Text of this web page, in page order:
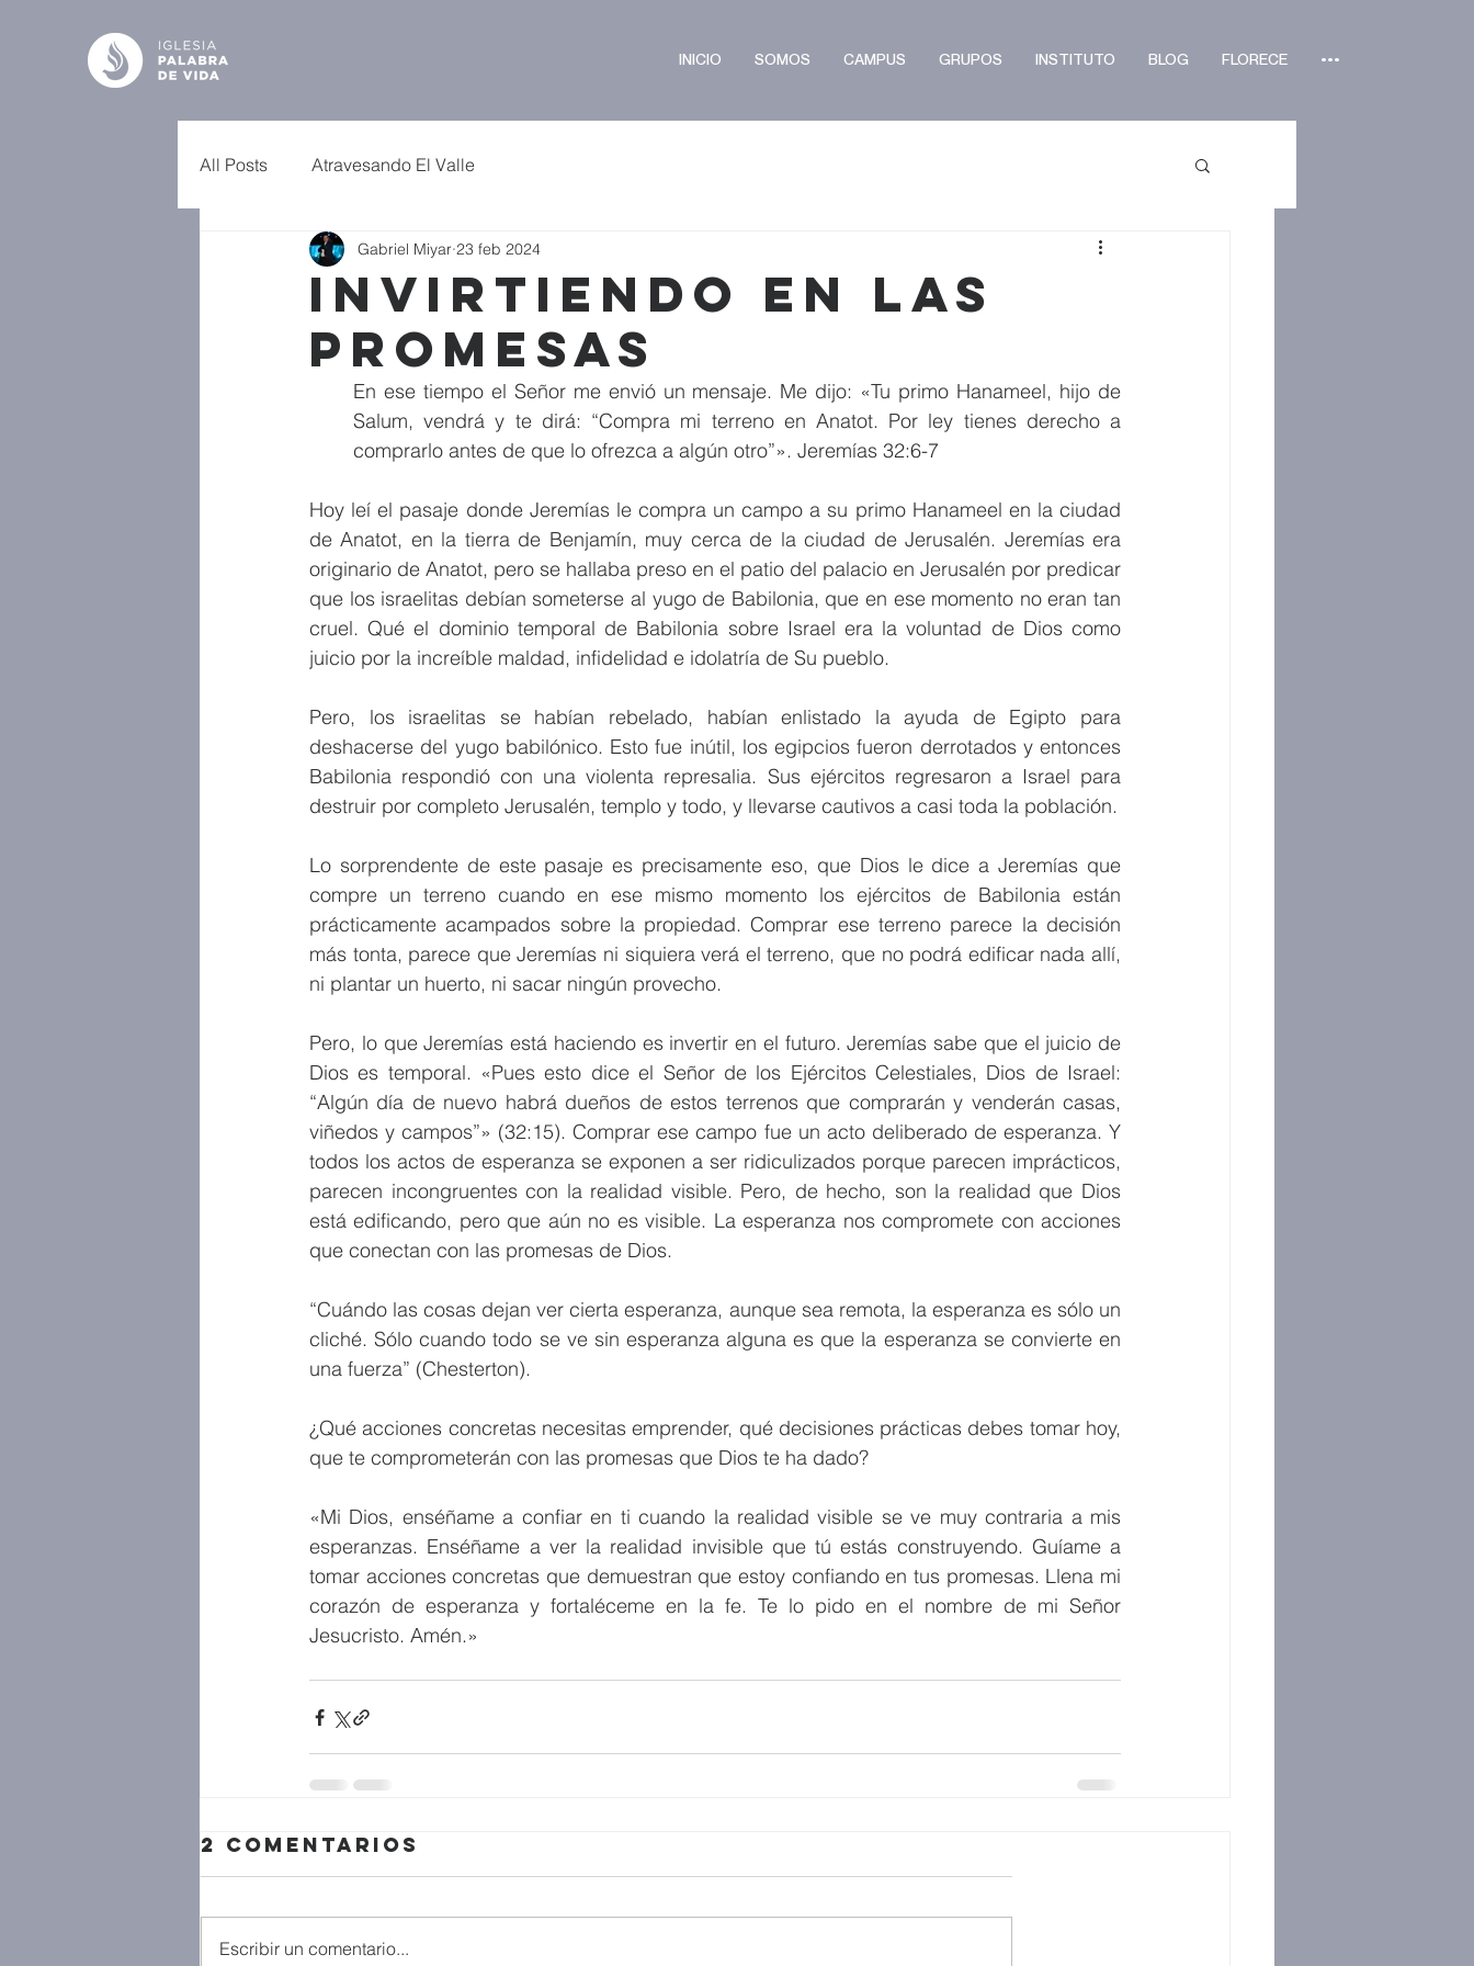
INICIO SOMOS CAMPUS GRUPOS INSTITUTO BLOG FLORECE •••
All Posts Atravesando El Valle
Invirtiendo en las
Promesas
Gabriel Miyar 23 feb 2024
En ese tiempo el Señor me envió un mensaje. Me dijo: «Tu primo Hanameel, hijo de
Salum, vendrá y te dirá: “Compra mi terreno en Anatot. Por ley tienes derecho a
comprarlo antes de que lo ofrezca a algún otro”». Jeremías 32:6-7
Hoy leí el pasaje donde Jeremías le compra un campo a su primo Hanameel en la ciudad
de Anatot, en la tierra de Benjamín, muy cerca de la ciudad de Jerusalén. Jeremías era
originario de Anatot, pero se hallaba preso en el patio del palacio en Jerusalén por predicar
que los israelitas debían someterse al yugo de Babilonia, que en ese momento no eran tan
cruel. Qué el dominio temporal de Babilonia sobre Israel era la voluntad de Dios como
juicio por la increíble maldad, infidelidad e idolatría de Su pueblo.
Pero, los israelitas se habían rebelado, habían enlistado la ayuda de Egipto para
deshacerse del yugo babilónico. Esto fue inútil, los egipcios fueron derrotados y entonces
Babilonia respondió con una violenta represalia. Sus ejércitos regresaron a Israel para
destruir por completo Jerusalén, templo y todo, y llevarse cautivos a casi toda la población.
Lo sorprendente de este pasaje es precisamente eso, que Dios le dice a Jeremías que
compre un terreno cuando en ese mismo momento los ejércitos de Babilonia están
prácticamente acampados sobre la propiedad. Comprar ese terreno parece la decisión
más tonta, parece que Jeremías ni siquiera verá el terreno, que no podrá edificar nada allí,
ni plantar un huerto, ni sacar ningún provecho.
Pero, lo que Jeremías está haciendo es invertir en el futuro. Jeremías sabe que el juicio de
Dios es temporal. «Pues esto dice el Señor de los Ejércitos Celestiales, Dios de Israel:
“Algún día de nuevo habrá dueños de estos terrenos que comprarán y venderán casas,
viñedos y campos”» (32:15). Comprar ese campo fue un acto deliberado de esperanza. Y
todos los actos de esperanza se exponen a ser ridiculizados porque parecen imprácticos,
parecen incongruentes con la realidad visible. Pero, de hecho, son la realidad que Dios
está edificando, pero que aún no es visible. La esperanza nos compromete con acciones
que conectan con las promesas de Dios.
“Cuándo las cosas dejan ver cierta esperanza, aunque sea remota, la esperanza es sólo un
cliché. Sólo cuando todo se ve sin esperanza alguna es que la esperanza se convierte en
una fuerza” (Chesterton).
¿Qué acciones concretas necesitas emprender, qué decisiones prácticas debes tomar hoy,
que te comprometerán con las promesas que Dios te ha dado?
«Mi Dios, enséñame a confiar en ti cuando la realidad visible se ve muy contraria a mis
esperanzas. Enséñame a ver la realidad invisible que tú estás construyendo. Guíame a
tomar acciones concretas que demuestran que estoy confiando en tus promesas. Llena mi
corazón de esperanza y fortaléceme en la fe. Te lo pido en el nombre de mi Señor
Jesucristo. Amén.»
2 comentarios
Escribir un comentario...